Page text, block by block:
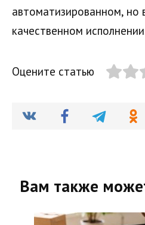
автоматизированном, но
качественном
Оцените статью
Вам также